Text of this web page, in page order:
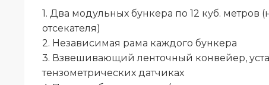
1. Два модульных бункера по 12 куб. метров
отсекателя)
2. Независимая рама каждого бункера
3. Взвешивающий ленточный конвейер,
тензометрических датчиках